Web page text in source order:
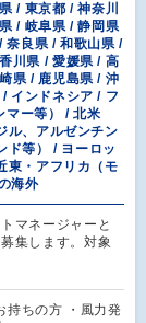
/ 東京都 / 神奈川
/ 岐阜県 / 静岡県
奈良県 / 和歌山県 /
川県 / 愛媛県 / 高
県 / 鹿児島県 / 沖
インドネシア / フ
マー等） / 北米
ル、アルゼンチン
ド等） / ヨーロッ
東・アフリカ（モ
海外
マネージャーと
集します。対象
持ちの方 ・風力発